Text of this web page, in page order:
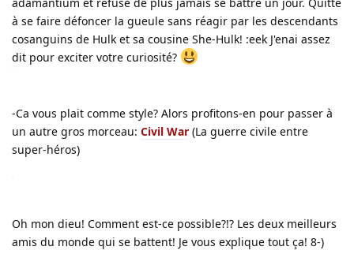
à se faire défoncer la gueule sans réagir par les descendants
cosanguins de Hulk et sa cousine She-Hulk! :eek J'enai assez
dit pour exciter votre curiosité?
-Ca vous plait comme style? Alors profitons-en pour passer à
un autre gros morceau: Civil War (La guerre civile entre
super-héros)
Oh mon dieu! Comment est-ce possible?!? Les deux meilleurs
amis du monde qui se battent! Je vous explique tout ça! 8-)